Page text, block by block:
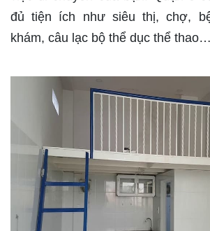
đủ tiện ích như siêu thị, chợ,
khám, câu lạc bộ thể dục thể thao…